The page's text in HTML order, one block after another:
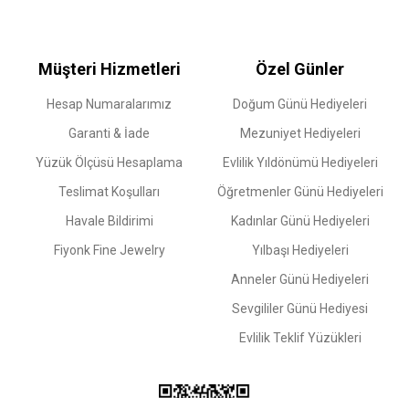
Müşteri Hizmetleri
Hesap Numaralarımız
Garanti & İade
Yüzük Ölçüsü Hesaplama
Teslimat Koşulları
Havale Bildirimi
Fiyonk Fine Jewelry
Özel Günler
Doğum Günü Hediyeleri
Mezuniyet Hediyeleri
Evlilik Yıldönümü Hediyeleri
Öğretmenler Günü Hediyeleri
Kadınlar Günü Hediyeleri
Yılbaşı Hediyeleri
Anneler Günü Hediyeleri
Sevgililer Günü Hediyesi
Evlilik Teklif Yüzükleri